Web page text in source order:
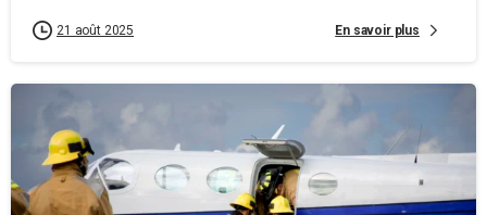
21 août 2025 En savoir plus